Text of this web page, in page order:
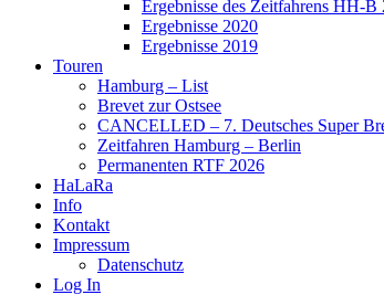
Ergebnisse des Zeitfahrens HH-B
Ergebnisse 2020
Ergebnisse 2019
Touren
Hamburg – List
Brevet zur Ostsee
CANCELLED – 7. Deutsches Super
Zeitfahren Hamburg – Berlin
Permanenten RTF 2026
HaLaRa
Info
Kontakt
Impressum
Datenschutz
Log In